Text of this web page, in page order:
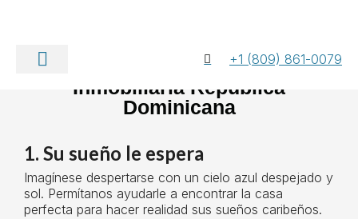
+1 (809) 861-0079
Experimente la vida caribeña:
Inmobiliaria República
Dominicana
1. Su sueño le espera
Imagínese despertarse con un cielo azul despejado y
sol. Permítanos ayudarle a encontrar la casa
perfecta para hacer realidad sus sueños caribeños.